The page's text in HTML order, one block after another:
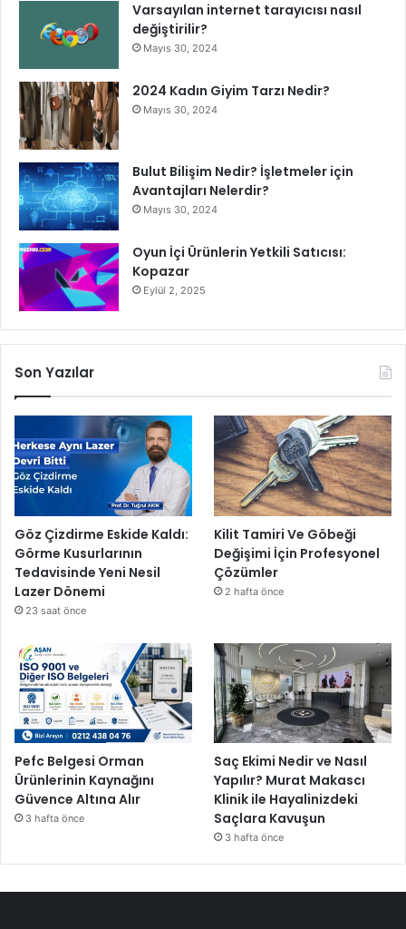
Varsayılan internet tarayıcısı nasıl
değiştirilir?
Mayıs 30, 2024
2024 Kadın Giyim Tarzı Nedir?
Mayıs 30, 2024
Bulut Bilişim Nedir? İşletmeler için
Avantajları Nelerdir?
Mayıs 30, 2024
Oyun İçi Ürünlerin Yetkili Satıcısı:
Kopazar
Eylül 2, 2025
Son Yazılar
Göz Çizdirme Eskide Kaldı:
Görme Kusurlarının
Tedavisinde Yeni Nesil
Lazer Dönemi
23 saat önce
Kilit Tamiri Ve Göbeği
Değişimi İçin Profesyonel
Çözümler
2 hafta önce
Pefc Belgesi Orman
Ürünlerinin Kaynağını
Güvence Altına Alır
3 hafta önce
Saç Ekimi Nedir ve Nasıl
Yapılır? Murat Makascı
Klinik ile Hayalinizdeki
Saçlara Kavuşun
3 hafta önce